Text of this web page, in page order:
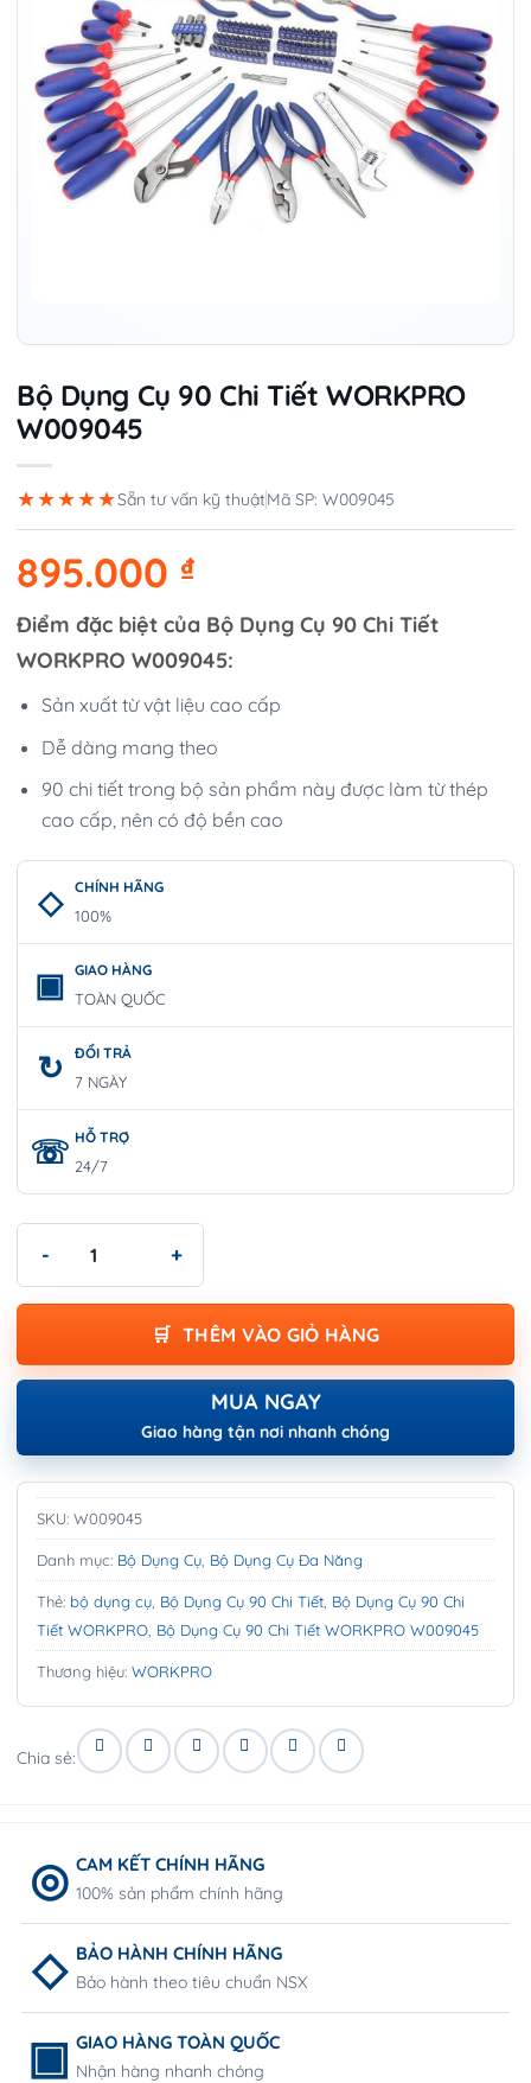
Bộ Dụng Cụ 90 Chi Tiết WORKPRO
W009045
★★★★★Sẵn tư vấn kỹ thuậtMã SP: W009045
895.000 ₫
Điểm đặc biệt của Bộ Dụng Cụ 90 Chi Tiết
WORKPRO W009045:
Sản xuất từ vật liệu cao cấp
Dễ dàng mang theo
90 chi tiết trong bộ sản phẩm này được làm từ thép
cao cấp, nên có độ bền cao
CHÍNH HÃNG
100%
GIAO HÀNG
TOÀN QUỐC
ĐỔI TRẢ
7 NGÀY
HỖ TRỢ
24/7
THÊM VÀO GIỎ HÀNG
MUA NGAY
Giao hàng tận nơi nhanh chóng
SKU: W009045
Danh mục: Bộ Dụng Cụ Bộ Dụng Cụ Đa Năng
Thẻ: bộ dụng cụ Bộ Dụng Cụ 90 Chi Tiết Bộ Dụng Cụ 90 Chi
Tiết WORKPRO Bộ Dụng Cụ 90 Chi Tiết WORKPRO W009045
Thương hiệu: WORKPRO
Chia sẻ:
CAM KẾT CHÍNH HÃNG
100% sản phẩm chính hãng
BẢO HÀNH CHÍNH HÃNG
Bảo hành theo tiêu chuẩn NSX
GIAO HÀNG TOÀN QUỐC
Nhận hàng nhanh chóng